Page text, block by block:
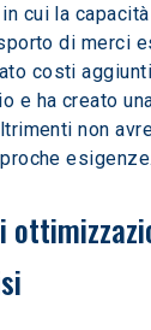
cui la
di merci
costi
e ha creato
non
esigenze.